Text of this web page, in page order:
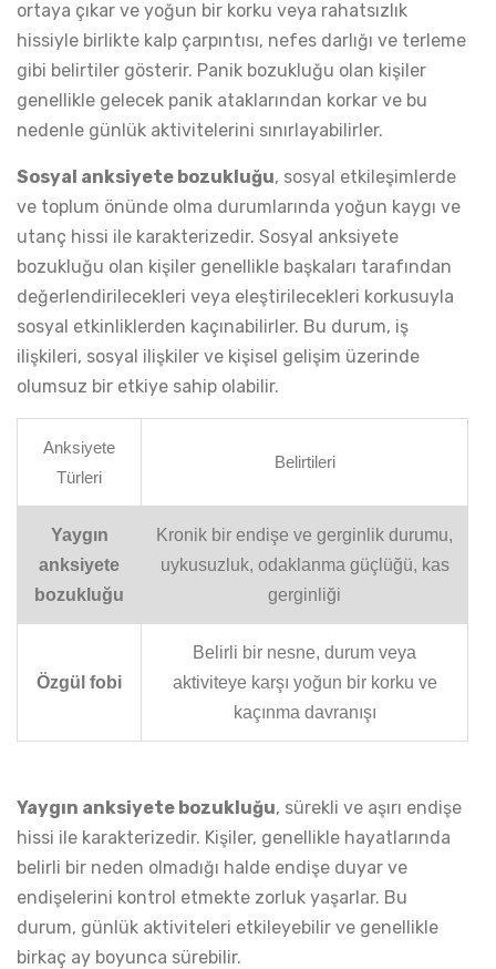
ortaya çıkar ve yoğun bir korku veya rahatsızlık
hissiyle birlikte kalp çarpıntısı, nefes darlığı ve terleme
gibi belirtiler gösterir. Panik bozukluğu olan kişiler
genellikle gelecek panik ataklarından korkar ve bu
nedenle günlük aktivitelerini sınırlayabilirler.
Sosyal anksiyete bozukluğu, sosyal etkileşimlerde
ve toplum önünde olma durumlarında yoğun kaygı ve
utanç hissi ile karakterizedir. Sosyal anksiyete
bozukluğu olan kişiler genellikle başkaları tarafından
değerlendirilecekleri veya eleştirilecekleri korkusuyla
sosyal etkinliklerden kaçınabilirler. Bu durum, iş
ilişkileri, sosyal ilişkiler ve kişisel gelişim üzerinde
olumsuz bir etkiye sahip olabilir.
Anksiyete
Türleri
Belirtileri
Yaygın
anksiyete
bozukluğu
Kronik bir endişe ve gerginlik durumu,
uykusuzluk, odaklanma güçlüğü, kas
gerginliği
Özgül fobi
Belirli bir nesne, durum veya
aktiviteye karşı yoğun bir korku ve
kaçınma davranışı
Yaygın anksiyete bozukluğu, sürekli ve aşırı endişe
hissi ile karakterizedir. Kişiler, genellikle hayatlarında
belirli bir neden olmadığı halde endişe duyar ve
endişelerini kontrol etmekte zorluk yaşarlar. Bu
durum, günlük aktiviteleri etkileyebilir ve genellikle
birkaç ay boyunca sürebilir.